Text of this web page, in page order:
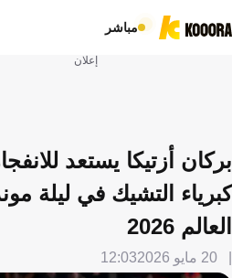
مباشر
إعلان
بركان أزتيكا يستعد
كبرياء التشيك في ليلة
العالم 2026
20 مايو 2026 12:03